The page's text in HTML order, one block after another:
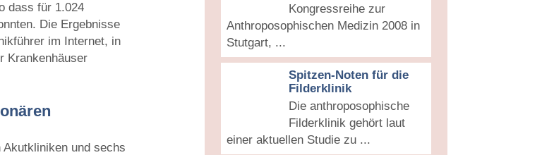
dass für 1.024
Die Ergebnisse
im Internet, in
Krankenhäuser
und sechs
Kongressreihe zur
Anthroposophischen Medizin 2008 in
Stutgart, ...
Spitzen-Noten für die
Filderklinik
Die anthroposophische
Filderklinik gehört laut
einer aktuellen Studie zu ...